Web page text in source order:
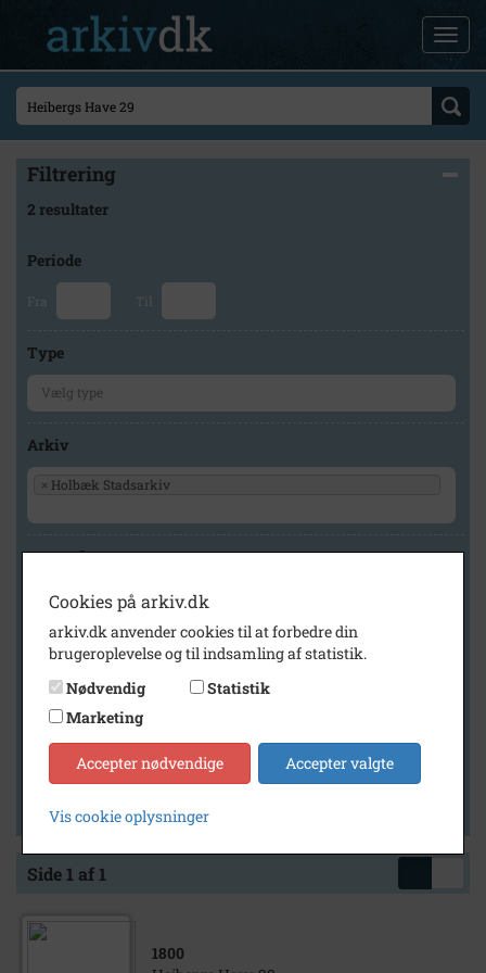
Filtrering
2 resultater
Periode
Fra Til
Type
Arkiv
× Holbæk Stadsarkiv
Geografi
Generelt
Vis kun med billeder
Vis kun med filmklip
Vis kun med lydklip
Vis kun med kilder
Vis kun med geo-tag
Side 1 af 1
1800
Cookies på arkiv.dk
arkiv.dk anvender cookies til at forbedre din
brugeroplevelse og til indsamling af statistik.
Nødvendig
Statistik
Marketing
Accepter nødvendige Accepter valgte
Vis cookie oplysninger